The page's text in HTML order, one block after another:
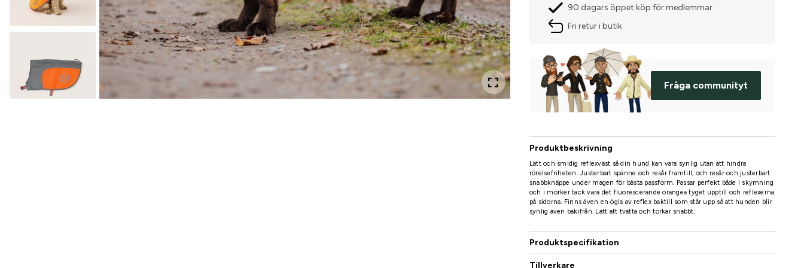
90 dagars öppet köp för medlemmar
Fri retur i butik
Fråga communityt
Produktbeskrivning
Lätt och smidig reflexväst så din hund kan vara synlig utan att hindra
rörelsefriheten. Justerbart spänne och resår framtill, och resår och justerbart
snabbknäppe under magen för bästa passform. Passar perfekt både i skymning
och i mörker tack vara det fluorescerande orangea tyget upptill och reflexerna
på sidorna. Finns även en ögla av reflex baktill som står upp så att hunden blir
synlig även bakifrån. Lätt att tvätta och torkar snabbt.
Produktspecifikation
Tillverkare